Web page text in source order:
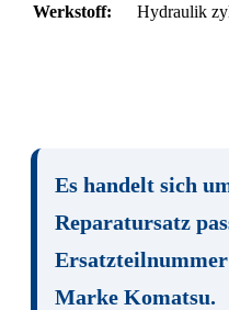
Werkstoff:
Hydraulik
Es handelt sich
Reparatursatz
Ersatzteilnummer
Marke Komatsu.